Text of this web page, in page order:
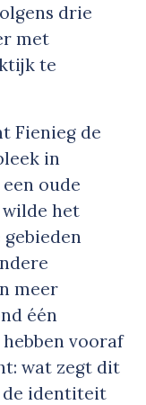
drie
met
te
Fienieg de
in
oude
wilde het
meer
één
vooraf
wat zegt dit
de identiteit